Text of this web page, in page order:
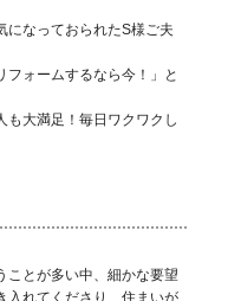
になっておられたS様ご夫
ォームするなら今！」と
も大満足！毎日ワクワクし
ことが多い中、細かな要望
入れてくださり、住まいが